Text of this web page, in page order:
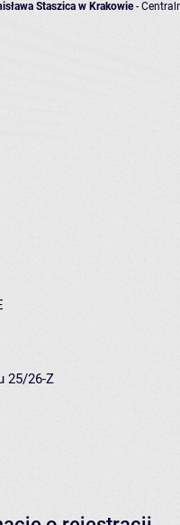
Staszica w Krakowie-
25/26-Z